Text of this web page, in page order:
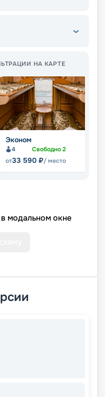
НА КАРТЕ
Эконом
4 Свободно2
от33 590 ₽/ место
модальном окне